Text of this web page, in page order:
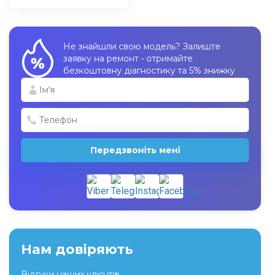
Не знайшли свою модель? Залиште
заявку на ремонт - отримайте
безкоштовну діагностику та 5% знижку
Передзвоніть мені
Нам довіряють